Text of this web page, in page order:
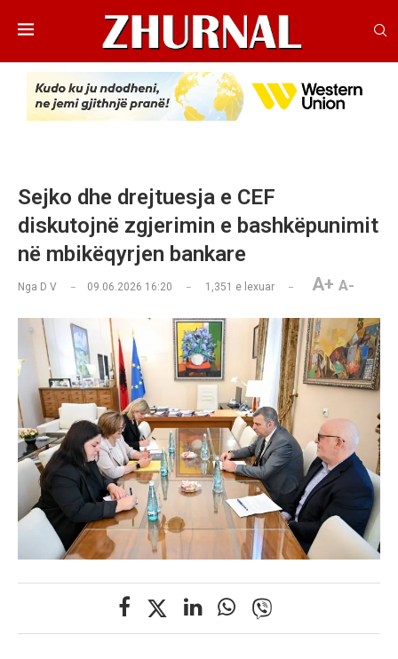
Sejko dhe drejtuesja e CEF
diskutojnë zgjerimin e bashkëpunimit
në mbikëqyrjen bankare
Nga D V 09.06.2026 16:20 1,351 e lexuar A+ A-